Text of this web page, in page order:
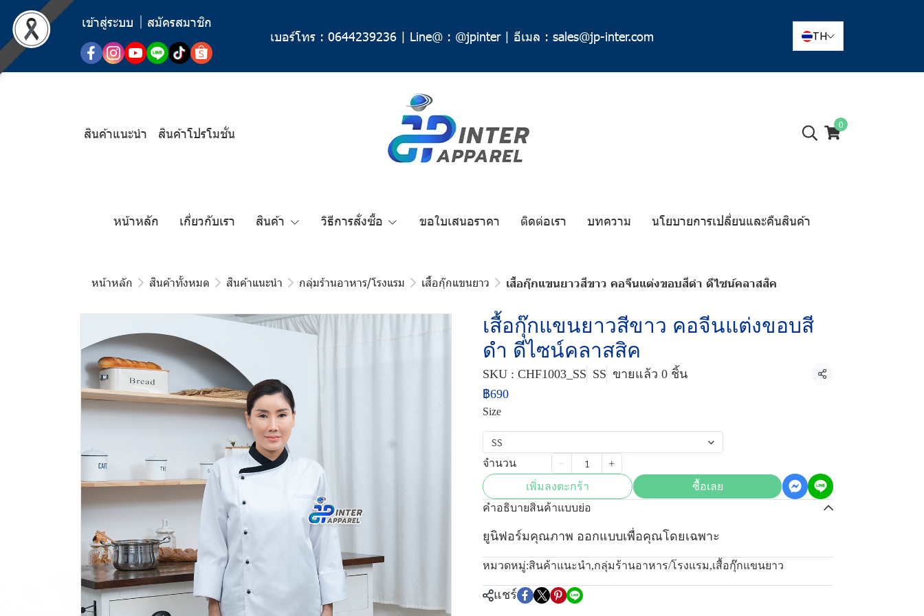
เข้าสู่ระบบ
สมัครสมาชิก
เบอร์โทร : 0644239236 | Line@ : @jpinter| อีเมล : sales@jp-inter.com TH
สินค้าแนะนำ สินค้าโปรโมชั่น
0
หน้าหลัก เกี่ยวกับเรา สินค้า วิธีการสั่งซื้อ ขอใบเสนอราคา ติดต่อเรา บทความ นโยบายการเปลี่ยนและคืนสินค้า
หน้าหลัก สินค้าทั้งหมด สินค้าแนะนำ กลุ่มร้านอาหาร/โรงแรม เสื้อกุ๊กแขนยาว เสื้อกุ๊กแขนยาวสีขาว คอจีนแต่งขอบสีดำ ดีไซน์คลาสสิค
เสื้อกุ๊กแขนยาวสีขาว คอจีนแต่งขอบสี
ดำ ดีไซน์คลาสสิค
SKU : CHF1003_SS SS ขายแล้ว 0 ชิ้น แชร์
฿690
Size
SS
จำนวน
เพิ่มลงตะกร้า
ซื้อเลย
คำอธิบายสินค้าแบบย่อ
ยูนิฟอร์มคุณภาพ ออกแบบเพื่อคุณโดยเฉพาะ
หมวดหมู่:สินค้าแนะนำ,กลุ่มร้านอาหาร/โรงแรม,เสื้อกุ๊กแขนยาว
แชร์